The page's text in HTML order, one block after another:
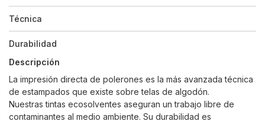
Técnica
Durabilidad
Descripción
La impresión directa de polerones es la más avanzada técnica
de estampados que existe sobre telas de algodón.
Nuestras tintas ecosolventes aseguran un trabajo libre de
contaminantes al medio ambiente. Su durabilidad es